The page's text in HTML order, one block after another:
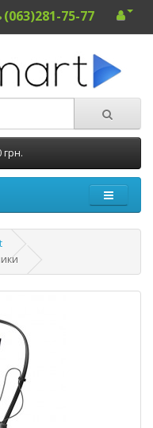
(063)281-75-77
грн.